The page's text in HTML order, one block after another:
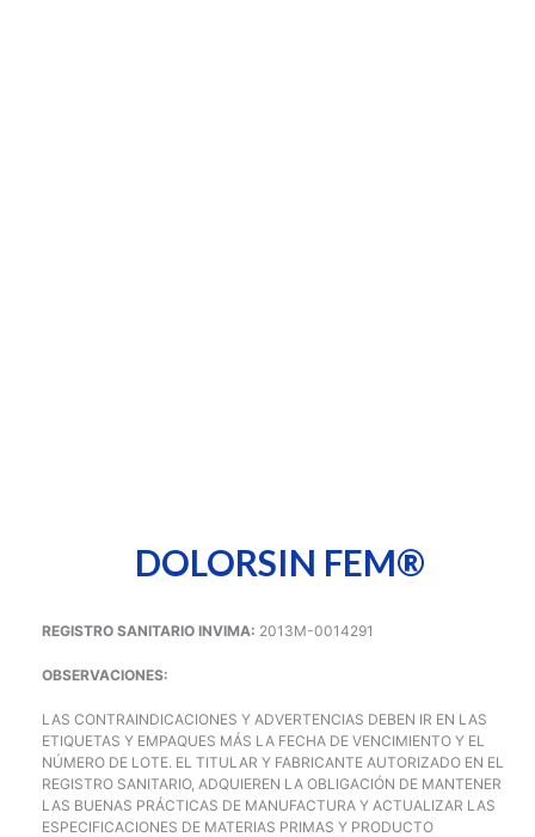
DOLORSIN FEM®
REGISTRO SANITARIO INVIMA: 2013M-0014291
OBSERVACIONES:
LAS CONTRAINDICACIONES Y ADVERTENCIAS DEBEN IR EN LAS
ETIQUETAS Y EMPAQUES MÁS LA FECHA DE VENCIMIENTO Y EL
NÚMERO DE LOTE. EL TITULAR Y FABRICANTE AUTORIZADO EN EL
REGISTRO SANITARIO, ADQUIEREN LA OBLIGACIÓN DE MANTENER
LAS BUENAS PRÁCTICAS DE MANUFACTURA Y ACTUALIZAR LAS
ESPECIFICACIONES DE MATERIAS PRIMAS Y PRODUCTO